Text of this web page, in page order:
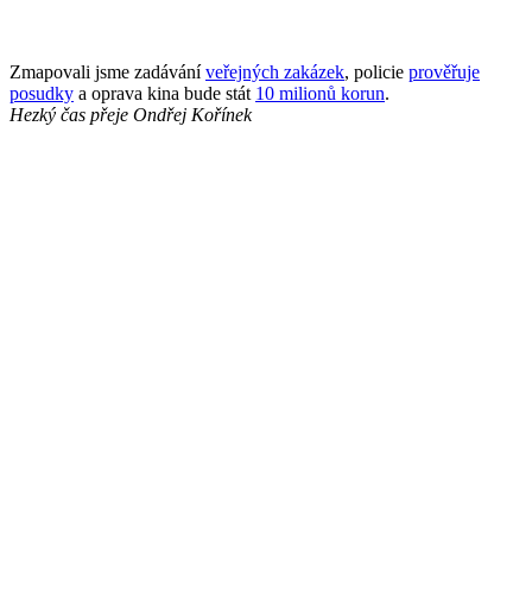
Zmapovali jsme zadáváníveřejných zakázek, policie prověřuje
posudky a oprava kina bude stát 10 milionů korun.
Hezký čas přeje Ondřej Kořínek